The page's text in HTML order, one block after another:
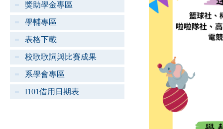
獎助學金專區
學輔專區
表格下載
校歌歌詞與比賽成果
系學會專區
I101借用日期表